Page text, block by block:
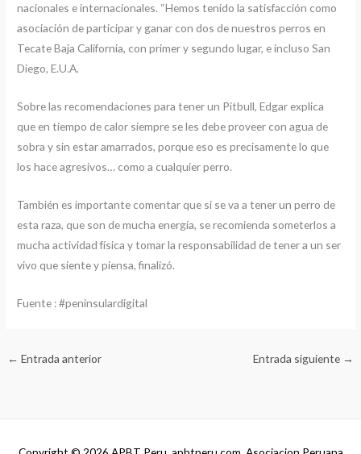
nacionales e internacionales. “Hemos tenido la satisfacción como
asociación de participar y ganar con dos de nuestros perros en
Tecate Baja California, con primer y segundo lugar, e incluso San
Diego, E.U.A.
Sobre las recomendaciones para tener un Pitbull, Edgar explica
que en tiempo de calor siempre se les debe proveer con agua de
sobra y sin estar amarrados, porque eso es precisamente lo que
los hace agresivos… como a cualquier perro.
También es importante comentar que si se va a tener un perro de
esta raza, que son de mucha energía, se recomienda someterlos a
mucha actividad física y tomar la responsabilidad de tener a un ser
vivo que siente y piensa, finalizó.
Fuente : #peninsulardigital
← Entrada anterior Entrada siguiente →